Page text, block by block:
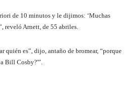
de 10 minutos y le dijimos: ‘Muchas
reveló Arnett, de 55 abriles.
quién es”, dijo, antaño de bromear, “porque
Bill Cosby?'”.